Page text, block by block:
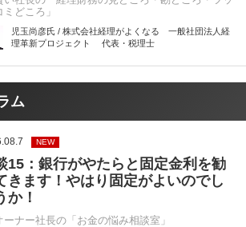
ミどころ」
児玉尚彦氏 / 株式会社経理がよくなる 一般社団法人経
理革新プロジェクト 代表・税理士
ム
NEW
15：銀行がやたらと固定金利を勧
きます！やはり固定がよいのでし
か！
ーナー社長の「お金の悩み相談室」